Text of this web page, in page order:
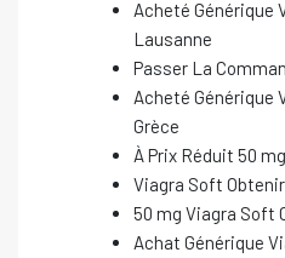
Acheté Générique
Lausanne
Passer La
Acheté Générique
Grèce
À Prix Réduit 50
Viagra Soft
50 mg Viagra Soft
Achat Générique